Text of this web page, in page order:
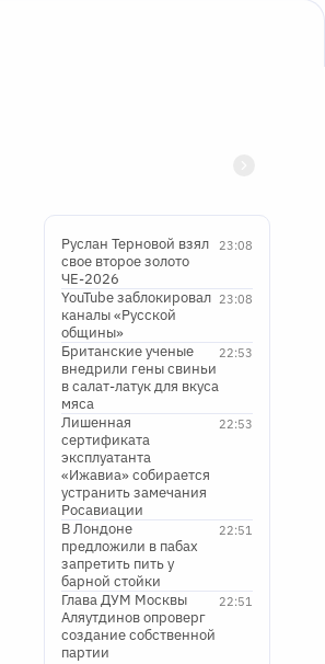
23:08
Руслан Терновой взял
свое второе золото
ЧЕ-2026
23:08
YouTube заблокировал
каналы «Русской
общины»
22:53
Британские ученые
внедрили гены свиньи
в салат-латук для вкуса
мяса
22:53
Лишенная
сертификата
эксплуатанта
«Ижавиа» собирается
устранить замечания
Росавиации
22:51
В Лондоне
предложили в пабах
запретить пить у
барной стойки
22:51
Глава ДУМ Москвы
Аляутдинов опроверг
создание собственной
партии